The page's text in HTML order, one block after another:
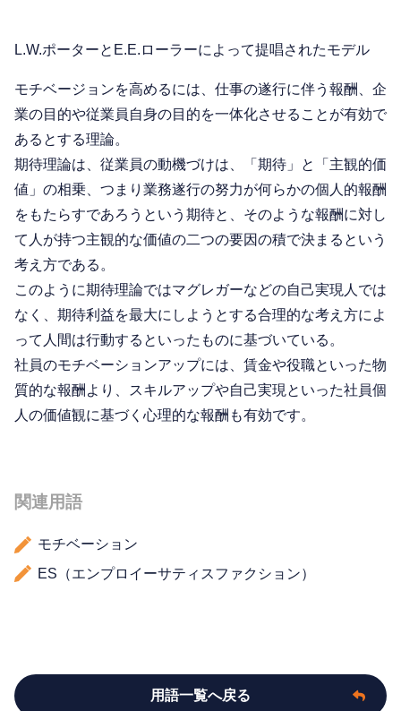
L.W.ポーターとE.E.ローラーによって提唱されたモデル
モチベージョンを高めるには、仕事の遂行に伴う報酬、企
業の目的や従業員自身の目的を一体化させることが有効で
あるとする理論。
期待理論は、従業員の動機づけは、「期待」と「主観的価
値」の相乗、つまり業務遂行の努力が何らかの個人的報酬
をもたらすであろうという期待と、そのような報酬に対し
て人が持つ主観的な価値の二つの要因の積で決まるという
考え方である。
このように期待理論ではマグレガーなどの自己実現人では
なく、期待利益を最大にしようとする合理的な考え方によ
って人間は行動するといったものに基づいている。
社員のモチベーションアップには、賃金や役職といった物
質的な報酬より、スキルアップや自己実現といった社員個
人の価値観に基づく心理的な報酬も有効です。
関連用語
モチベーション
ES（エンプロイーサティスファクション）
用語一覧へ戻る